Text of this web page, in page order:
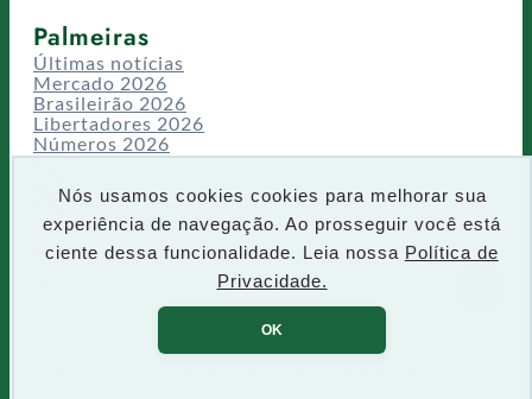
Nós usamos cookies cookies para melhorar sua
experiência de navegação. Ao prosseguir você está
ciente dessa funcionalidade. Leia nossa Política de
Privacidade.
OK
Palmeiras
Últimas notícias
Mercado 2026
Brasileirão 2026
Libertadores 2026
Números 2026
Campeonatos
Temporadas
CT/Centro de Excelência
Busca
P
e
q
u